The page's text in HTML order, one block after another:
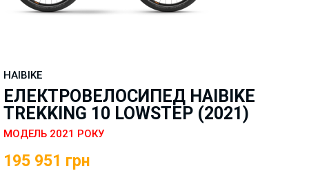
HAIBIKE
ЕЛЕКТРОВЕЛОСИПЕД HAIBIKE
TREKKING 10 LOWSTEP (2021)
МОДЕЛЬ 2021 РОКУ
195 951 грн